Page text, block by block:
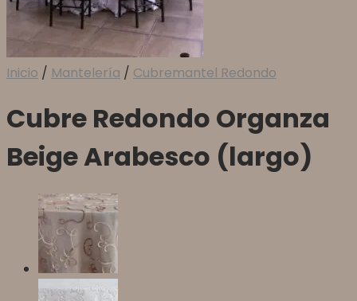
Inicio / Mantelería / Cubremantel Redondo
Cubre Redondo Organza
Beige Arabesco (largo)